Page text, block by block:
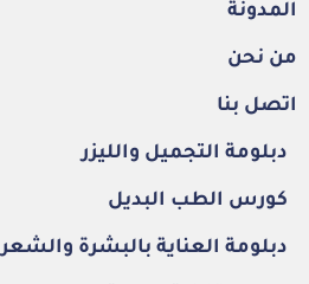
المدونة
من نحن
اتصل بنا
دبلومة التجميل والليزر
كورس الطب البديل
دبلومة العناية بالبشرة والشعر